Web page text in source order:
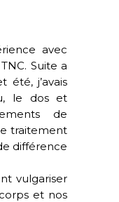
avec
Suite a
été, j’avais
le dos et
de
traitement
différence
vulgariser
et nos